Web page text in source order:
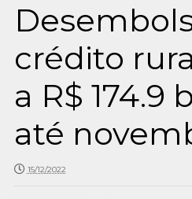
crédito
a R$ 174.9
até
15/12/2022